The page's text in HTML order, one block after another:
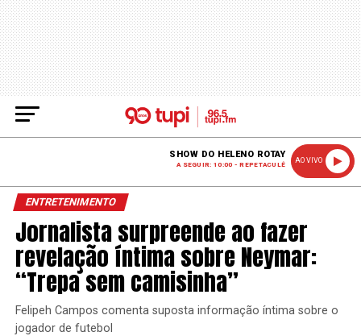
SHOW DO HELENO ROTAY
A SEGUIR: 10:00 - REPETACULÊ
AO VIVO
ENTRETENIMENTO
Jornalista surpreende ao fazer
revelação íntima sobre Neymar:
“Trepa sem camisinha”
Felipeh Campos comenta suposta informação íntima sobre o
jogador de futebol